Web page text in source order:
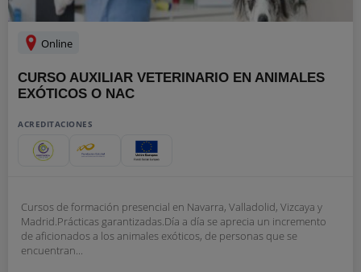
Online
CURSO AUXILIAR VETERINARIO EN ANIMALES
EXÓTICOS O NAC
ACREDITACIONES
Cursos de formación presencial en Navarra, Valladolid, Vizcaya y
Madrid.Prácticas garantizadas.Día a día se aprecia un incremento
de aficionados a los animales exóticos, de personas que se
encuentran...